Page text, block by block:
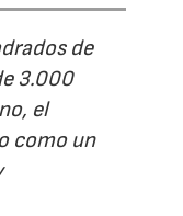
de
3.000
el
como un